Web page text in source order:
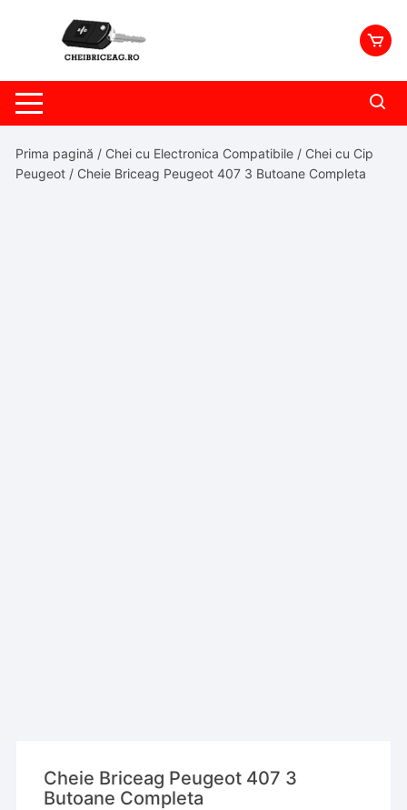
Prima pagină / Chei cu Electronica Compatibile / Chei cu Cip
Peugeot / Cheie Briceag Peugeot 407 3 Butoane Completa
Cheie Briceag Peugeot 407 3
Butoane Completa